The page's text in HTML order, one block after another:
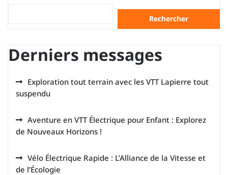
Rechercher
Derniers messages
Exploration tout terrain avec les VTT Lapierre tout
suspendu
Aventure en VTT Électrique pour Enfant : Explorez
de Nouveaux Horizons !
Vélo Électrique Rapide : L’Alliance de la Vitesse et
de l’Écologie